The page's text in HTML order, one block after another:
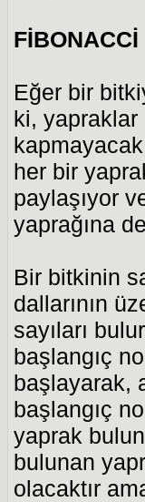
Eğer bir
ki, yapraklar
her bir
paylaşıyor
yaprağına
Bir bitkinin
dallarının
sayıları
başlangıç
başlayarak,
başlangıç
yaprak
bulunan
olacaktır